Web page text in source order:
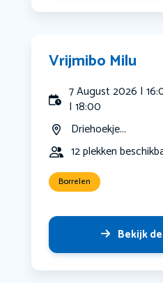
Vrijmibo Milu
7 August 2026 |
| 18:00
Driehoekje...
12 plekken
Borrelen
Bekijk